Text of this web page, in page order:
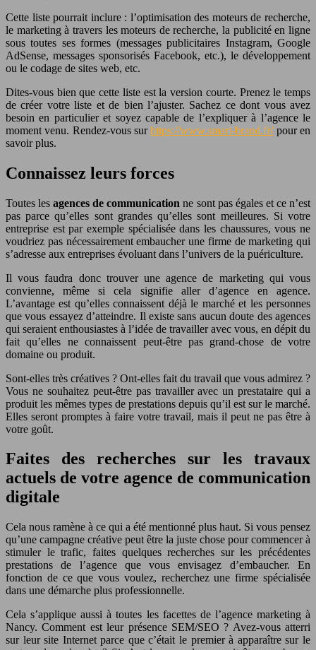
Cette liste pourrait inclure : l’optimisation des moteurs de recherche,
le marketing à travers les moteurs de recherche, la publicité en ligne
sous toutes ses formes (messages publicitaires Instagram, Google
AdSense, messages sponsorisés Facebook, etc.), le développement
ou le codage de sites web, etc.
Dites-vous bien que cette liste est la version courte. Prenez le temps
de créer votre liste et de bien l’ajuster. Sachez ce dont vous avez
besoin en particulier et soyez capable de l’expliquer à l’agence le
moment venu. Rendez-vous surhttps://www.smart-brand.fr/pour en
savoir plus.
Connaissez leurs forces
Toutes lesagences de communication ne sont pas égales et ce n’est
pas parce qu’elles sont grandes qu’elles sont meilleures. Si votre
entreprise est par exemple spécialisée dans les chaussures, vous ne
voudriez pas nécessairement embaucher une firme de marketing qui
s’adresse aux entreprises évoluant dans l’univers de la puériculture.
Il vous faudra donc trouver une agence de marketing qui vous
convienne, même si cela signifie aller d’agence en agence.
L’avantage est qu’elles connaissent déjà le marché et les personnes
que vous essayez d’atteindre. Il existe sans aucun doute des agences
qui seraient enthousiastes à l’idée de travailler avec vous, en dépit du
fait qu’elles ne connaissent peut-être pas grand-chose de votre
domaine ou produit.
Sont-elles très créatives ? Ont-elles fait du travail que vous admirez ?
Vous ne souhaitez peut-être pas travailler avec un prestataire qui a
produit les mêmes types de prestations depuis qu’il est sur le marché.
Elles seront promptes à faire votre travail, mais il peut ne pas être à
votre goût.
Faites des recherches sur les travaux
actuels de votre agence de communication
digitale
Cela nous ramène à ce qui a été mentionné plus haut. Si vous pensez
qu’une campagne créative peut être la juste chose pour commencer à
stimuler le trafic, faites quelques recherches sur les précédentes
prestations de l’agence que vous envisagez d’embaucher. En
fonction de ce que vous voulez, recherchez une firme spécialisée
dans une démarche plus professionnelle.
Cela s’applique aussi à toutes les facettes de l’agence marketing à
Nancy. Comment est leur présence SEM/SEO ? Avez-vous atterri
sur leur site Internet parce que c’était le premier à apparaître sur le